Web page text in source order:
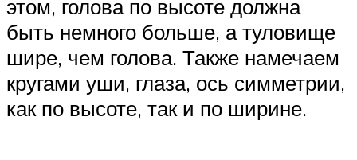
этом, голова по высоте должна
быть немного больше, а туловище
шире, чем голова. Также намечаем
кругами уши, глаза, ось симметрии,
как по высоте, так и по ширине.